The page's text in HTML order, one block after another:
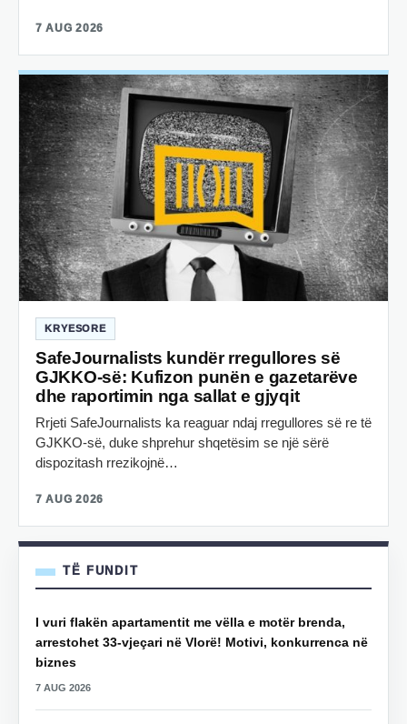
7 AUG 2026
KRYESORE
SafeJournalists kundër rregullores së
GJKKO-së: Kufizon punën e gazetarëve
dhe raportimin nga sallat e gjyqit
Rrjeti SafeJournalists ka reaguar ndaj rregullores së re të
GJKKO-së, duke shprehur shqetësim se një sërë
dispozitash rrezikojnë…
7 AUG 2026
TË FUNDIT
I vuri flakën apartamentit me vëlla e motër brenda,
arrestohet 33-vjeçari në Vlorë! Motivi, konkurrenca në
biznes
7 AUG 2026